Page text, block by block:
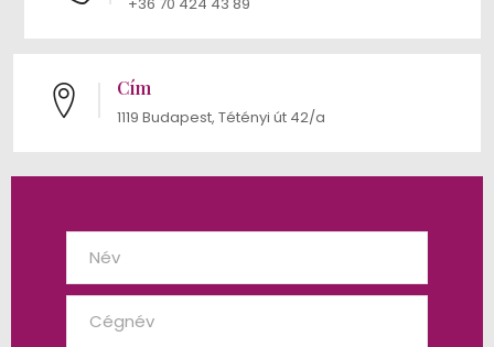
Cím
1119 Budapest, Tétényi út 42/a